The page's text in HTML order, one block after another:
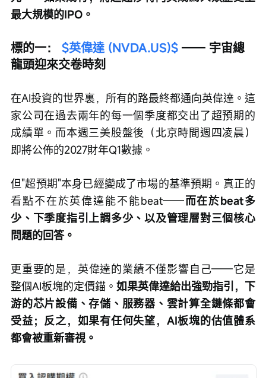
最大規模的IPO。
標的一： $英偉達 (NVDA.US)$ —— 宇宙總
龍頭迎來交卷時刻
在AI投資的世界裏，所有的路最終都通向英偉達。這
家公司在過去兩年的每一個季度都交出了超預期的
成績單。而本週三美股盤後（北京時間週四凌晨）
即將公佈的2027財年Q1數據。
但"超預期"本身已經變成了市場的基準預期。真正的
看點不在於英偉達能不能beat——而在於beat多
少、下季度指引上調多少、以及管理層對三個核心
問題的回答。
更重要的是，英偉達的業績不僅影響自己——它是
整個AI板塊的定價錨。 如果英偉達給出強勁指引，下
游的芯片設備、存儲、服務器、雲計算全鏈條都會
受益；反之，如果有任何失望，AI板塊的估值體系
都會被重新審視。